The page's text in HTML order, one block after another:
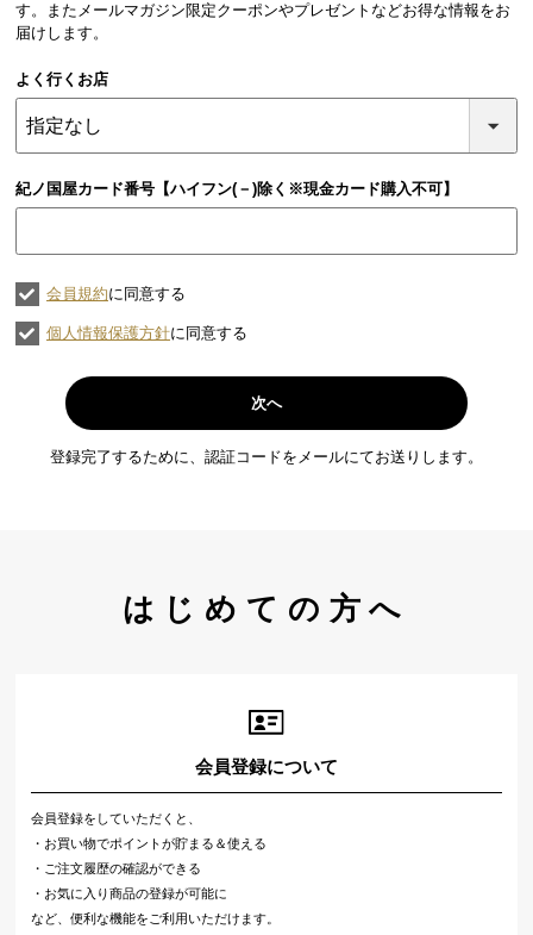
す。またメールマガジン限定クーポンやプレゼントなどお得な情報をお
届けします。
よく行くお店
紀ノ国屋カード番号【ハイフン(－)除く※現金カード購入不可】
会員規約に同意する
個人情報保護方針に同意する
次へ
登録完了するために、認証コードをメールにてお送りします。
はじめての方へ
会員登録について
会員登録をしていただくと、
・お買い物でポイントが貯まる＆使える
・ご注文履歴の確認ができる
・お気に入り商品の登録が可能に
など、便利な機能をご利用いただけます。